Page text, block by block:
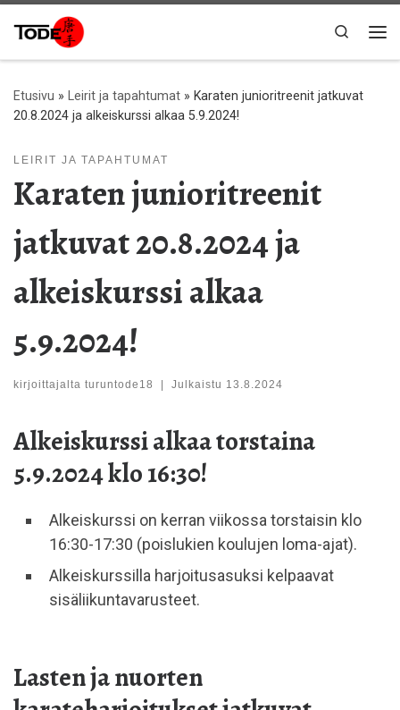
Skip to content
Search
Etusivu » Leirit ja tapahtumat » Karaten junioritreenit jatkuvat
20.8.2024 ja alkeiskurssi alkaa 5.9.2024!
LEIRIT JA TAPAHTUMAT
Karaten junioritreenit
jatkuvat 20.8.2024 ja
alkeiskurssi alkaa
5.9.2024!
kirjoittajalta turuntode18 | Julkaistu 13.8.2024
Alkeiskurssi alkaa torstaina
5.9.2024klo 16:30!
Alkeiskurssi on kerran viikossa torstaisin klo
16:30-17:30 (poislukien koulujen loma-ajat).
Alkeiskurssilla harjoitusasuksi kelpaavat
sisäliikuntavarusteet.
Lasten ja nuorten